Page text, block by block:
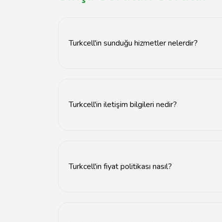
Turkcell'in sunduğu hizmetler nelerdir?
Turkcell'in iletişim bilgileri nedir?
Turkcell'in fiyat politikası nasıl?